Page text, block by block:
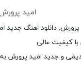
امید
دانلود اهنگ جدید
با کیفیت عالی
و جدید امید پرورش